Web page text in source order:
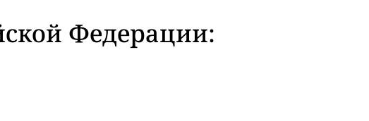
Федерации: